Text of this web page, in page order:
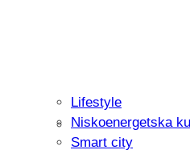
Isprobali smo:
Lifestyle
Niskoenergetska
Smart city